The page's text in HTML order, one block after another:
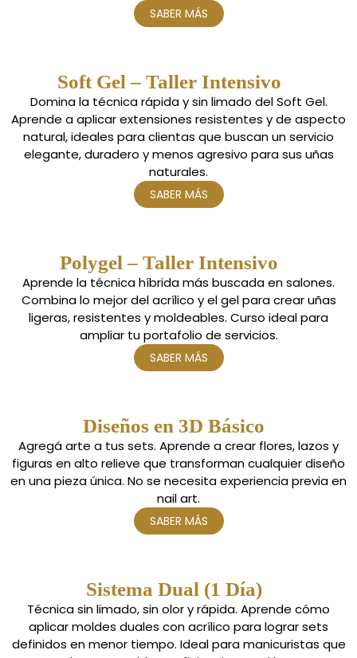
SABER MÁS
Soft Gel – Taller Intensivo
Domina la técnica rápida y sin limado del Soft Gel.
Aprende a aplicar extensiones resistentes y de aspecto
natural, ideales para clientas que buscan un servicio
elegante, duradero y menos agresivo para sus uñas
naturales.
SABER MÁS
Polygel – Taller Intensivo
Aprende la técnica híbrida más buscada en salones.
Combina lo mejor del acrílico y el gel para crear uñas
ligeras, resistentes y moldeables. Curso ideal para
ampliar tu portafolio de servicios.
SABER MÁS
Diseños en 3D Básico
Agregá arte a tus sets. Aprende a crear flores, lazos y
figuras en alto relieve que transforman cualquier diseño
en una pieza única. No se necesita experiencia previa en
nail art.
SABER MÁS
Sistema Dual (1 Día)
Técnica sin limado, sin olor y rápida. Aprende cómo
aplicar moldes duales con acrílico para lograr sets
definidos en menor tiempo. Ideal para manicuristas que